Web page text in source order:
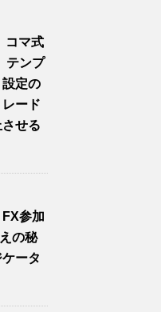
コマ式
テンプ
定の
ード
せる
参加
の秘
ータ